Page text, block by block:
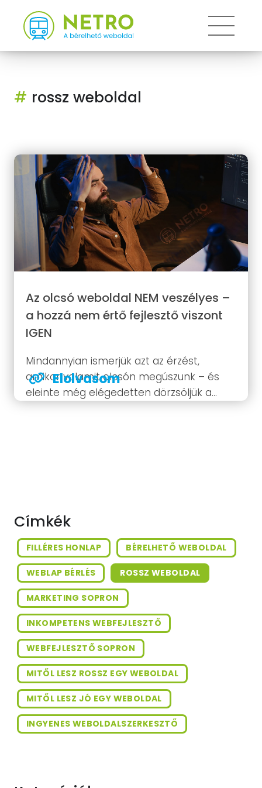
# rossz weboldal
Az olcsó weboldal NEM veszélyes –
a hozzá nem értő fejlesztő viszont
IGEN
Mindannyian ismerjük azt az érzést,
amikor valamit olcsón megúszunk – és
eleinte még elégedetten dörzsöljük a
tenyerünket. Aztán pár hét, hónap múlva
Elolvasom
Címkék
FILLÉRES HONLAP BÉRELHETŐ WEBOLDAL
WEBLAP BÉRLÉS ROSSZ WEBOLDAL
MARKETING SOPRON
INKOMPETENS WEBFEJLESZTŐ
WEBFEJLESZTŐ SOPRON
MITŐL LESZ ROSSZ EGY WEBOLDAL
MITŐL LESZ JÓ EGY WEBOLDAL
INGYENES WEBOLDALSZERKESZTŐ